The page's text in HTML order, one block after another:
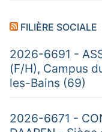
FILIÈRE SOCIALE
2026-6691 -
(F/H), Campus
les-Bains (69)
2026-6671 -